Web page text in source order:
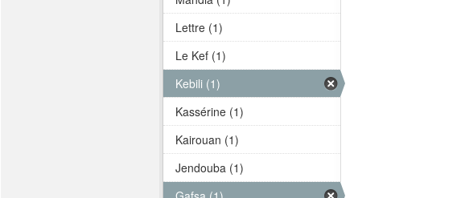
Lettre (1)
Le Kef (1)
Kebili (1)
Kassérine (1)
Kairouan (1)
Jendouba (1)